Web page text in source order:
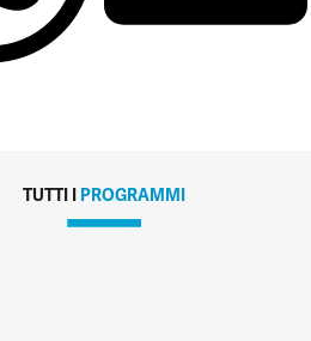
TUTTI I PROGRAMMI